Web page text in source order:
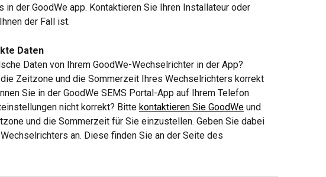
in der GoodWe app. Kontaktieren Sie Ihren Installateur oder
der Fall ist.
Daten
Daten von Ihrem GoodWe-Wechselrichter in der App?
Zeitzone und die Sommerzeit Ihres Wechselrichters korrekt
Sie in der GoodWe SEMS Portal-App auf Ihrem Telefon
nicht korrekt? Bitte kontaktieren Sie GoodWe und
und die Sommerzeit für Sie einzustellen. Geben Sie dabei
an. Diese finden Sie an der Seite des